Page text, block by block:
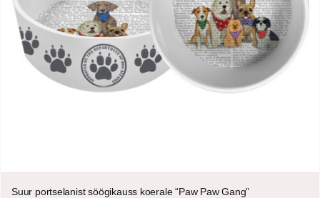
Suur portselanist söögikauss koerale “Paw Paw Gang”